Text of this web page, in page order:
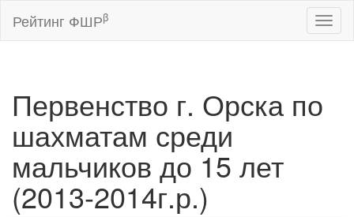
Рейтинг ФШРβ
Первенство г. Орска по
шахматам среди
мальчиков до 15 лет
(2013-2014г.р.)